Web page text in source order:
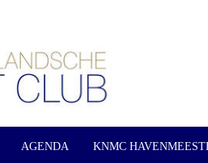
AGENDA KNMC